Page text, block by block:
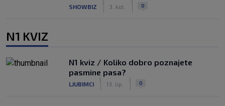
SHOWBIZ 3. kol. 0
N1 KVIZ
N1 kviz / Koliko dobro poznajete
pasmine pasa?
LJUBIMCI 13. lip. 0